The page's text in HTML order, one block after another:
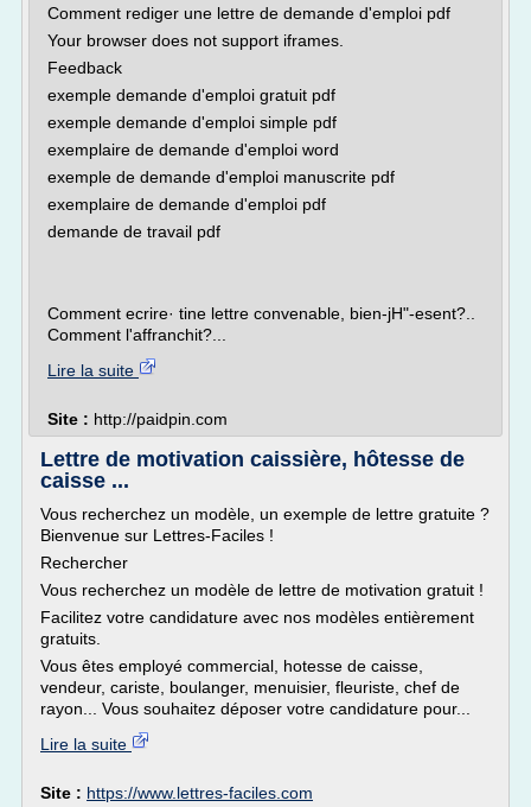
Comment rediger une lettre de demande d'emploi pdf
Your browser does not support iframes.
Feedback
exemple demande d'emploi gratuit pdf
exemple demande d'emploi simple pdf
exemplaire de demande d'emploi word
exemple de demande d'emploi manuscrite pdf
exemplaire de demande d'emploi pdf
demande de travail pdf
Comment ecrire· tine lettre convenable, bien-jH"-esent?..
Comment l'affranchit?...
Lire la suite
Site : http://paidpin.com
Lettre de motivation caissière, hôtesse de
caisse ...
Vous recherchez un modèle, un exemple de lettre gratuite ?
Bienvenue sur Lettres-Faciles !
Rechercher
Vous recherchez un modèle de lettre de motivation gratuit !
Facilitez votre candidature avec nos modèles entièrement
gratuits.
Vous êtes employé commercial, hotesse de caisse,
vendeur, cariste, boulanger, menuisier, fleuriste, chef de
rayon... Vous souhaitez déposer votre candidature pour...
Lire la suite
Site : https://www.lettres-faciles.com